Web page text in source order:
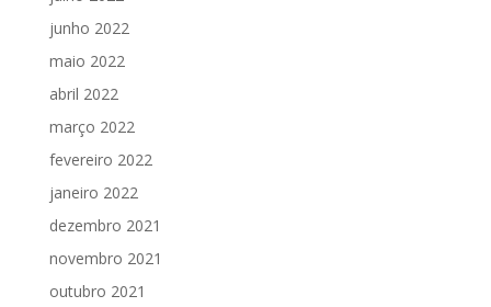
junho 2022
maio 2022
abril 2022
março 2022
fevereiro 2022
janeiro 2022
dezembro 2021
novembro 2021
outubro 2021